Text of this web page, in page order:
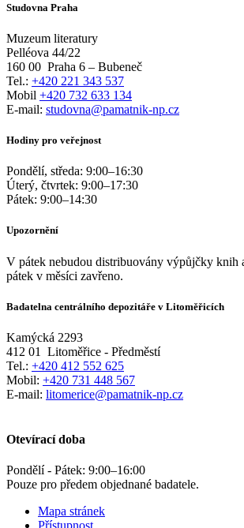
Studovna Praha
Muzeum literatury
Pelléova 44/22
160 00 Praha 6 – Bubeneč
Tel.: +420 221 343 537
Mobil +420 732 633 134
E-mail: studovna@pamatnik-np.cz
Hodiny pro veřejnost
Pondělí, středa: 9:00–16:30
Úterý, čtvrtek: 9:00–17:30
Pátek: 9:00–14:30
Upozornění
V pátek nebudou distribuovány výpůjčky knih
pátek v měsíci zavřeno.
Badatelna centrálního depozitáře v Litoměřicích
Kamýcká 2293
412 01
Litoměřice - Předměstí
Tel.: +420 412 552 625
Mobil: +420 731 448 567
E-mail: litomerice@pamatnik-np.cz
Otevírací doba
Pondělí - Pátek: 9:00–16:00
Pouze pro předem objednané badatele.
Mapa stránek